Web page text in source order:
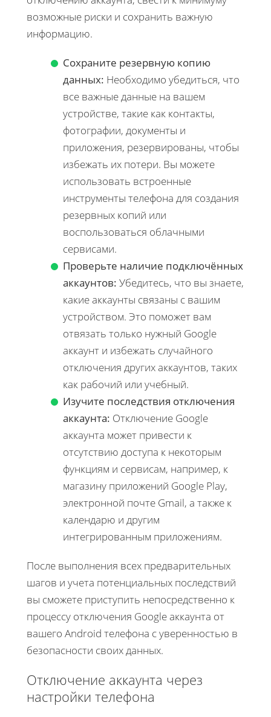
возможные риски и сохранить важную
информацию.
Сохраните резервную копию
данных: Необходимо убедиться, что
все важные данные на вашем
устройстве, такие как контакты,
фотографии, документы и
приложения, резервированы, чтобы
избежать их потери. Вы можете
использовать встроенные
инструменты телефона для создания
резервных копий или
воспользоваться облачными
сервисами.
Проверьте наличие подключённых
аккаунтов: Убедитесь, что вы знаете,
какие аккаунты связаны с вашим
устройством. Это поможет вам
отвязать только нужный Google
аккаунт и избежать случайного
отключения других аккаунтов, таких
как рабочий или учебный.
Изучите последствия отключения
аккаунта: Отключение Google
аккаунта может привести к
отсутствию доступа к некоторым
функциям и сервисам, например, к
магазину приложений Google Play,
электронной почте Gmail, а также к
календарю и другим
интегрированным приложениям.
После выполнения всех предварительных
шагов и учета потенциальных последствий
вы сможете приступить непосредственно к
процессу отключения Google аккаунта от
вашего Android телефона с уверенностью в
безопасности своих данных.
Отключение аккаунта через
настройки телефона